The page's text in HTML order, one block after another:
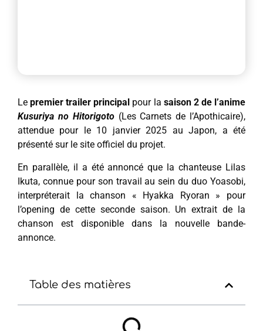
Lepremier trailer principal pour la saison 2 de l’anime
Kusuriya no Hitorigoto (Les Carnets de l’Apothicaire),
attendue pour le 10 janvier 2025 au Japon, a été
présenté sur le site officiel du projet.
En parallèle, il a été annoncé que la chanteuse Lilas
Ikuta, connue pour son travail au sein du duo Yoasobi,
interpréterait la chanson « Hyakka Ryoran » pour
l’opening de cette seconde saison. Un extrait de la
chanson est disponible dans la nouvelle bande-
annonce.
Table des matières